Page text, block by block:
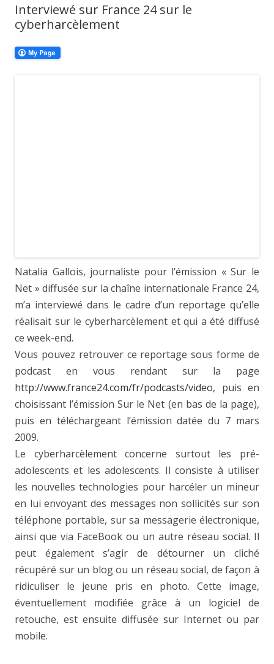
Interviewé sur France 24 sur le
cyberharcèlement
Natalia Gallois, journaliste pour l’émission « Sur le
Net » diffusée sur la chaîne internationale France 24,
m’a interviewé dans le cadre d’un reportage qu’elle
réalisait sur le cyberharcèlement et qui a été diffusé
ce week-end.
Vous pouvez retrouver ce reportage sous forme de
podcast en vous rendant sur la page
http://www.france24.com/fr/podcasts/video, puis en
choisissant l’émission Sur le Net (en bas de la page),
puis en téléchargeant l’émission datée du 7 mars
2009.
Le cyberharcèlement concerne surtout les pré-
adolescents et les adolescents. Il consiste à utiliser
les nouvelles technologies pour harcéler un mineur
en lui envoyant des messages non sollicités sur son
téléphone portable, sur sa messagerie électronique,
ainsi que via FaceBook ou un autre réseau social. Il
peut également s’agir de détourner un cliché
récupéré sur un blog ou un réseau social, de façon à
ridiculiser le jeune pris en photo. Cette image,
éventuellement modifiée grâce à un logiciel de
retouche, est ensuite diffusée sur Internet ou par
mobile.